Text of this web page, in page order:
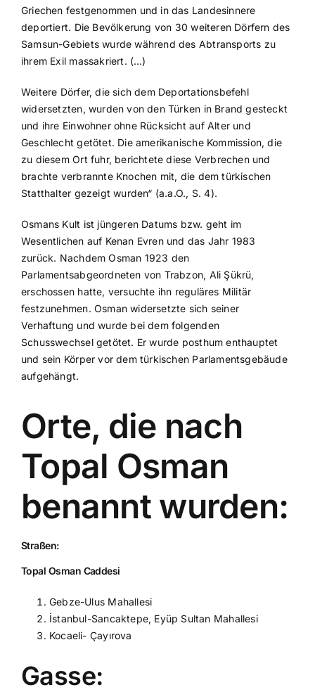
Griechen festgenommen und in das Landesinnere
deportiert. Die Bevölkerung von 30 weiteren Dörfern des
Samsun-Gebiets wurde während des Abtransports zu
ihrem Exil massakriert. (…)
Weitere Dörfer, die sich dem Deportationsbefehl
widersetzten, wurden von den Türken in Brand gesteckt
und ihre Einwohner ohne Rücksicht auf Alter und
Geschlecht getötet. Die amerikanische Kommission, die
zu diesem Ort fuhr, berichtete diese Verbrechen und
brachte verbrannte Knochen mit, die dem türkischen
Statthalter gezeigt wurden“ (a.a.O., S. 4).
Osmans Kult ist jüngeren Datums bzw. geht im
Wesentlichen auf Kenan Evren und das Jahr 1983
zurück. Nachdem Osman 1923 den
Parlamentsabgeordneten von Trabzon, Ali Şükrü,
erschossen hatte, versuchte ihn reguläres Militär
festzunehmen. Osman widersetzte sich seiner
Verhaftung und wurde bei dem folgenden
Schusswechsel getötet. Er wurde posthum enthauptet
und sein Körper vor dem türkischen Parlamentsgebäude
aufgehängt.
Orte, die nach
Topal Osman
benannt wurden:
Straßen:
Topal Osman Caddesi
Gebze-Ulus Mahallesi
İstanbul-Sancaktepe, Eyüp Sultan Mahallesi
Kocaeli- Çayırova
Gasse: